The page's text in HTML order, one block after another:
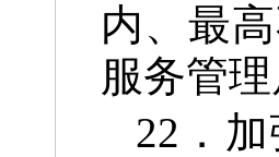
内、最
服务管
22．